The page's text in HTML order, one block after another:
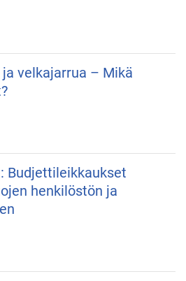
velkajarrua – Mikä
Budjettileikkaukset
henkilöstön ja